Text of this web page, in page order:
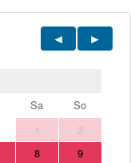
Sa
So
1
2
8
9